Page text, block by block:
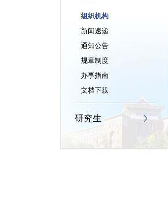
组织机构
新闻速递
通知公告
规章制度
办事指南
文档下载
研究生